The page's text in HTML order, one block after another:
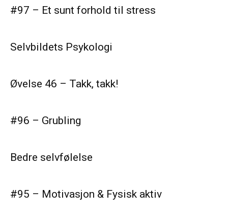
#97 – Et sunt forhold til stress
Selvbildets Psykologi
Øvelse 46 – Takk, takk!
#96 – Grubling
Bedre selvfølelse
#95 – Motivasjon & Fysisk aktiv